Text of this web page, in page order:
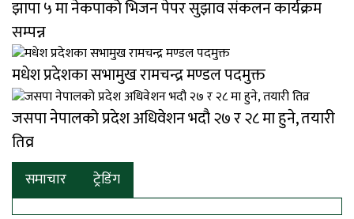
झापा ५ मा नेकपाको भिजन पेपर सुझाव संकलन कार्यक्रम
सम्पन्न
मधेश प्रदेशका सभामुख रामचन्द्र मण्डल पदमुक्त
जसपा नेपालको प्रदेश अधिवेशन भदौ २७ र २८ मा हुने, तयारी
तिव्र
समाचार ट्रेडिंग